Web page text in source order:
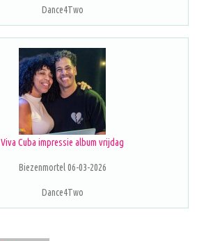
Dance4Two
Viva Cuba impressie album vrijdag
Biezenmortel 06-03-2026
Dance4Two